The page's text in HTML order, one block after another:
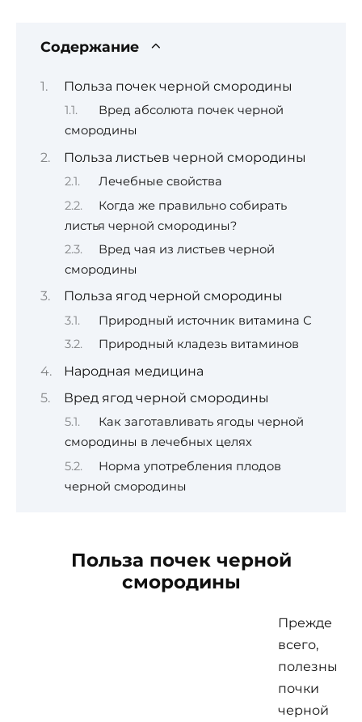
Содержание
Польза почек черной смородины
Вред абсолюта почек черной
смородины
Польза листьев черной смородины
Лечебные свойства
Когда же правильно собирать
листья черной смородины?
Вред чая из листьев черной
смородины
Польза ягод черной смородины
Природный источник витамина С
Природный кладезь витаминов
Народная медицина
Вред ягод черной смородины
Как заготавливать ягоды черной
смородины в лечебных целях
Норма употребления плодов
черной смородины
Польза почек черной
смородины
Прежде
всего,
полезны
почки
черной